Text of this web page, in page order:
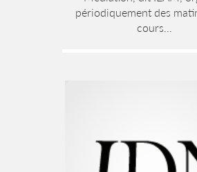
périodiquement des
cours...